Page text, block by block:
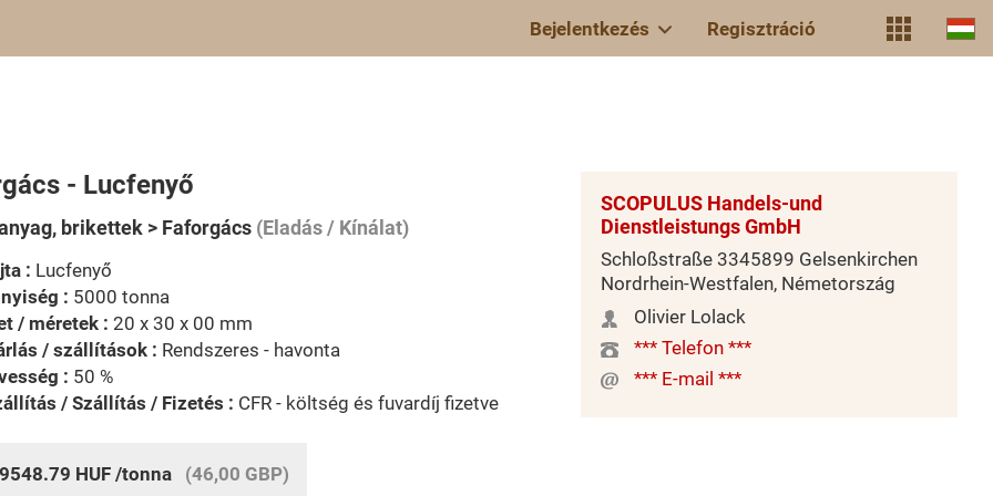
Bejelentkezés Regisztráció
- Lucfenyő
brikettek > Faforgács (Eladás / Kínálat)
: Lucfenyő
: 5000 tonna
/ méretek : 20 x 30 x 00 mm
/ szállítások : Rendszeres - havonta
: 50 %
/ Szállítás / Fizetés : CFR - költség és fuvardíj fizetve
HUF /tonna (46,00 GBP)
SCOPULUS Handels-und
Dienstleistungs GmbH
Schloßstraße 3345899 Gelsenkirchen
Nordrhein-Westfalen, Németország
Olivier Lolack
*** Telefon ***
*** E-mail ***